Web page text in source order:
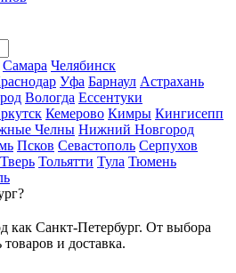
Самара Челябинск
Уфа Барнаул Астрахань
Вологда Ессентуки
Кемерово Кимры Кингисепп
Челны Нижний Новгород
Псков Севастополь Серпухов
Тверь Тольятти Тула Тюмень
как Санкт-Петербург. От выбора
и доставка.